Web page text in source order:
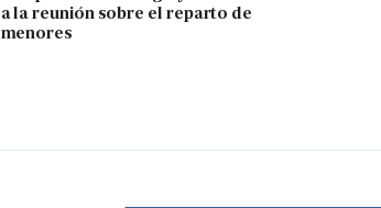
a la reunión sobre el reparto de
menores